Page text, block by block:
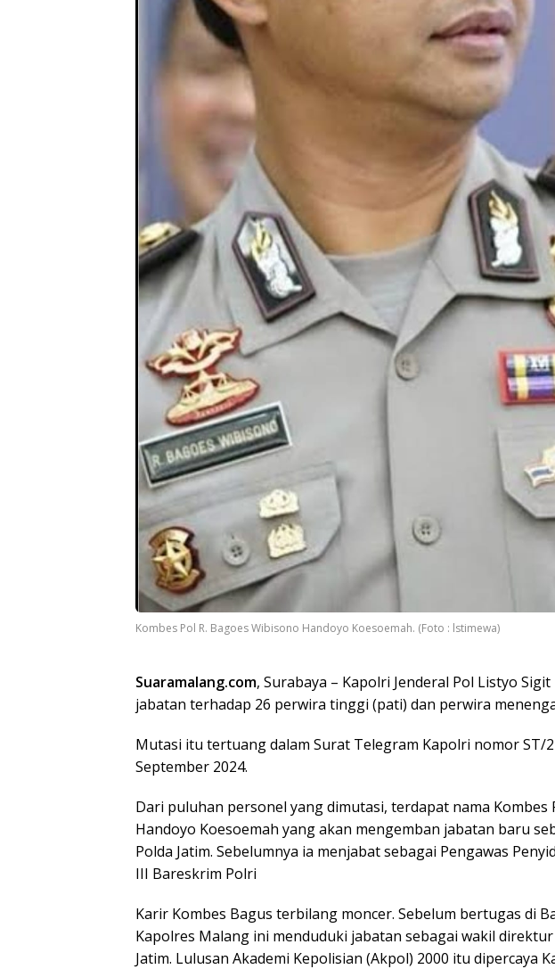
Kombes Pol R. Bagoes Wibisono Handoyo Koesoemah. (Foto : lstimewa)
Suaramalang.com, Surabaya – Kapolri Jenderal Pol Listyo
jabatan terhadap 26 perwira tinggi (pati) dan perwira
Mutasi itu tertuang dalam Surat Telegram Kapolri nomor ST/
September 2024.
Dari puluhan personel yang dimutasi, terdapat nama Kombes
Handoyo Koesoemah yang akan mengemban jabatan baru
Polda Jatim. Sebelumnya ia menjabat sebagai Pengawas
III Bareskrim Polri
Karir Kombes Bagus terbilang moncer. Sebelum bertugas di
Kapolres Malang ini menduduki jabatan sebagai wakil
Jatim. Lulusan Akademi Kepolisian (Akpol) 2000 itu dipercaya